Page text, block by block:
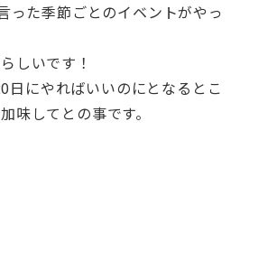
った季節ごとのイベントがやっ
しいです！
にやればいいのにとなるとこ
味してとの事です。